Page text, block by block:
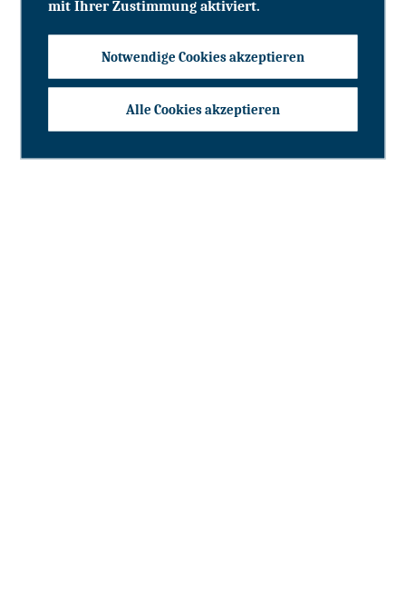
mit Ihrer Zustimmung aktiviert.
Notwendige Cookies akzeptieren
Alle Cookies akzeptieren